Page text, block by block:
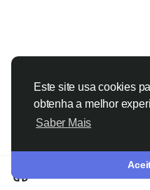
Este site usa cookies
obtenha a melhor
Saber Mais